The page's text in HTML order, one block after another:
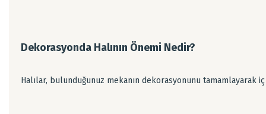
Dekorasyonda Halının Önemi Nedir?
Halılar, bulunduğunuz mekanın dekorasyonunu tamamlayarak